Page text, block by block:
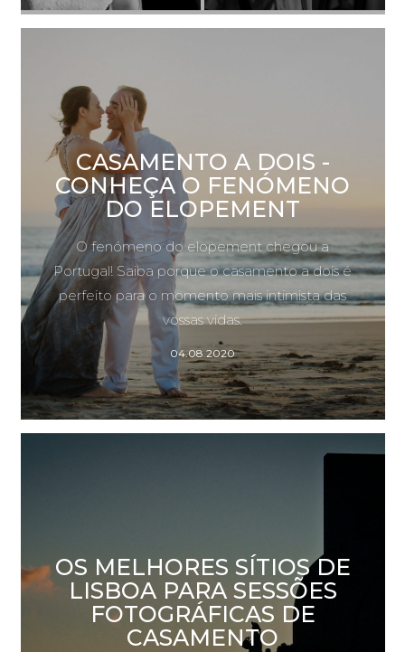
CASAMENTO A DOIS -
CONHEÇA O FENÓMENO
DO ELOPEMENT
O fenómeno do elopement chegou a
Portugal! Saiba porque o casamento a dois é
perfeito para o momento mais intimista das
vossas vidas.
04.08.2020
OS MELHORES SÍTIOS DE
LISBOA PARA SESSÕES
FOTOGRÁFICAS DE
CASAMENTO